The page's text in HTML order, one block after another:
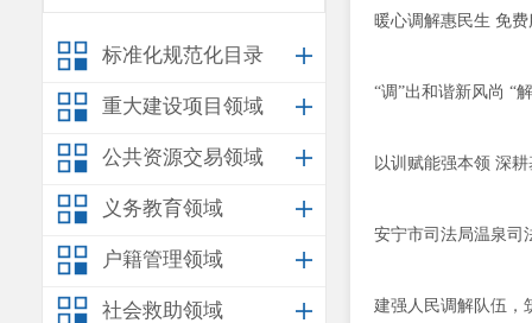
标准化规范化目录
重大建设项目领域
公共资源交易领域
义务教育领域
户籍管理领域
社会救助领域
暖心调解惠民生 免
“调”出和谐新风尚 “
以训赋能强本领 深
安宁市司法局温泉司
建强人民调解队伍，